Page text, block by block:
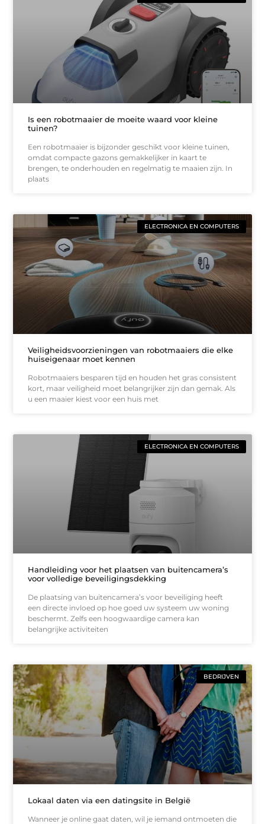
Is een robotmaaier de moeite waard voor kleine
tuinen?
Een robotmaaier is bijzonder geschikt voor kleine tuinen,
omdat compacte gazons gemakkelijker in kaart te
brengen, te onderhouden en regelmatig te maaien zijn. In
plaats
ELECTRONICA EN COMPUTERS
Veiligheidsvoorzieningen van robotmaaiers die elke
huiseigenaar moet kennen
Robotmaaiers besparen tijd en houden het gras consistent
kort, maar veiligheid moet belangrijker zijn dan gemak. Als
u een maaier kiest voor een huis met
ELECTRONICA EN COMPUTERS
Handleiding voor het plaatsen van buitencamera’s
voor volledige beveiligingsdekking
De plaatsing van buitencamera’s voor beveiliging heeft
een directe invloed op hoe goed uw systeem uw woning
beschermt. Zelfs een hoogwaardige camera kan
belangrijke activiteiten
BEDRIJVEN
Lokaal daten via een datingsite in België
Wanneer je online gaat daten, wil je iemand ontmoeten die